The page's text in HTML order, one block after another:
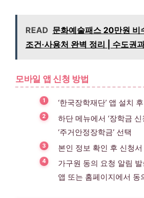
READ 문화예술패스 20만원 비
조건·사용처 완벽 정리 | 수도권
모바일 앱 신청 방법
‘한국장학재단’ 앱 설치
하단 메뉴에서 ‘장학금 신
‘주거안정장학금’ 선택
본인 정보 확인 후 신청서
가구원 동의 요청 알림
앱 또는 홈페이지에서 동